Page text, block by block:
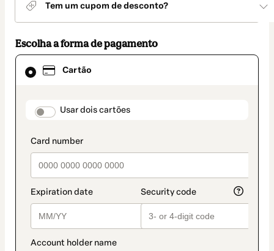
Tem um cupom de desconto?
Escolha a forma de pagamento
Cartão
payment_data.section_title_v2
Usar dois cartões
Cartão
selecionado
pagamento